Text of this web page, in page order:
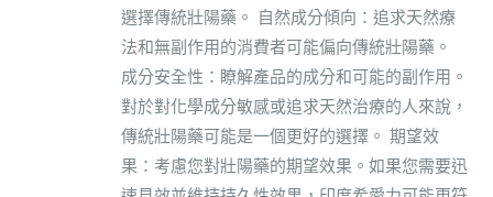
選擇傳統壯陽藥。 自然成分傾向：追求天然療
法和無副作用的消費者可能偏向傳統壯陽藥。
成分安全性：瞭解產品的成分和可能的副作用。
對於對化學成分敏感或追求天然治療的人來說，
傳統壯陽藥可能是一個更好的選擇。 期望效
果：考慮您對壯陽藥的期望效果。如果您需要迅